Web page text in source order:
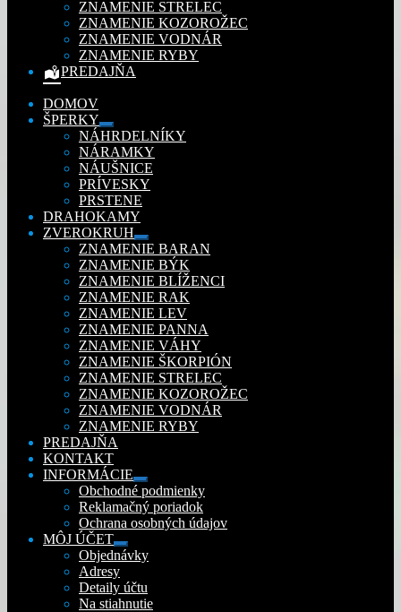
ZNAMENIE STRELEC
ZNAMENIE KOZOROŽEC
ZNAMENIE VODNÁR
ZNAMENIE RYBY
PREDAJŇA
DOMOV
ŠPERKY
Rozbaliť
podradené
menu
NÁHRDELNÍKY
NÁRAMKY
NÁUŠNICE
PRÍVESKY
PRSTENE
DRAHOKAMY
ZVEROKRUH
Rozbaliť
podradené
menu
ZNAMENIE BARAN
ZNAMENIE BÝK
ZNAMENIE BLÍŽENCI
ZNAMENIE RAK
ZNAMENIE LEV
ZNAMENIE PANNA
ZNAMENIE VÁHY
ZNAMENIE ŠKORPIÓN
ZNAMENIE STRELEC
ZNAMENIE KOZOROŽEC
ZNAMENIE VODNÁR
ZNAMENIE RYBY
PREDAJŇA
KONTAKT
INFORMÁCIE
Rozbaliť
podradené
menu
Obchodné podmienky
Reklamačný poriadok
Ochrana osobných údajov
MÔJ ÚČET
Rozbaliť
podradené
Objednávky
Adresy
Detaily účtu
Na stiahnutie